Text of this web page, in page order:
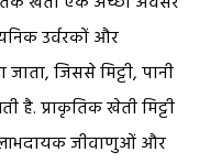
उर्वरकों और
जिससे मिट्टी, पानी
प्राकृतिक खेती मिट्टी
जीवाणुओं और